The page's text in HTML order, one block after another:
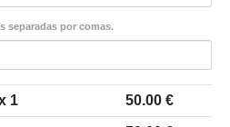
separadas por comas.
1 50.00€